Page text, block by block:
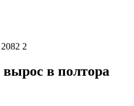
2082 2
в полтора